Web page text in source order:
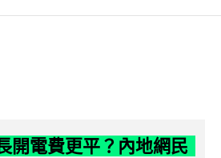
開電費更平？內地網民